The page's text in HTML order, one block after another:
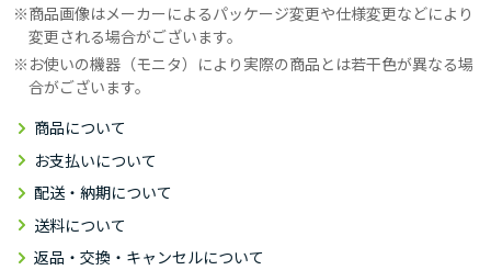
商品画像はメーカーによるパッケージ変更や仕様変更などにより
変更される場合がございます。
お使いの機器（モニタ）により実際の商品とは若干色が異なる場
合がございます。
商品について
お支払いについて
配送・納期について
送料について
返品・交換・キャンセルについて